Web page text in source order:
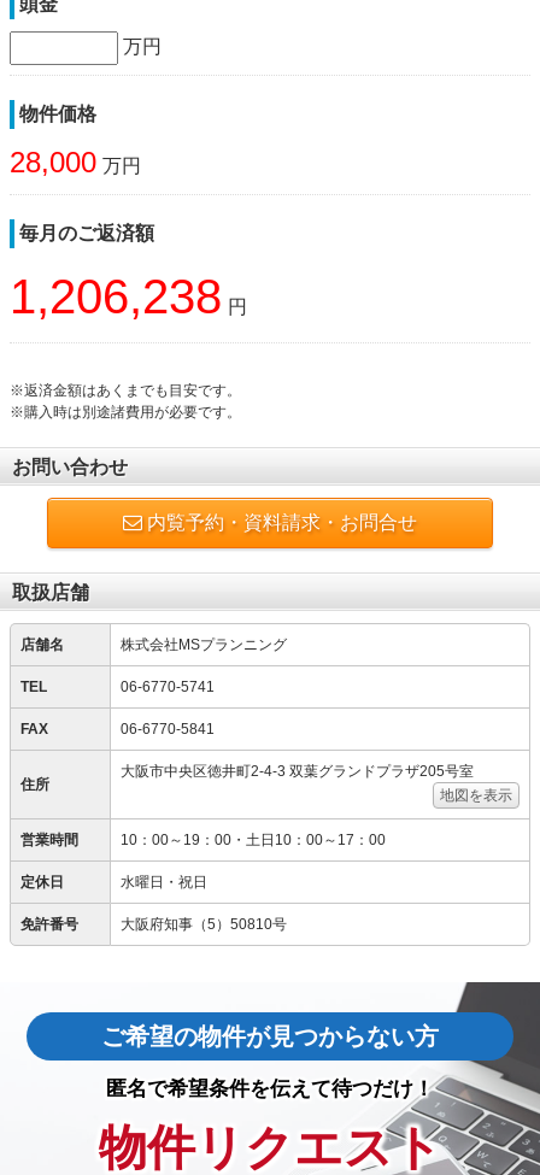
万円
物件価格
28,000 万円
毎月のご返済額
1,206,238 円
※返済金額はあくまでも目安です。
※購入時は別途諸費用が必要です。
お問い合わせ
内覧予約・資料請求・お問合せ
取扱店舗
店舗名 株式会社MSプランニング
TEL 06-6770-5741
FAX 06-6770-5841
住所
大阪市中央区徳井町2-4-3 双葉グランドプラザ205号室
地図を表示
営業時間 10：00～19：00・土日10：00～17：00
定休日 水曜日・祝日
免許番号 大阪府知事（5）50810号
ご希望の物件が見つからない方
匿名で希望条件を伝えて待つだけ！
物件リクエスト